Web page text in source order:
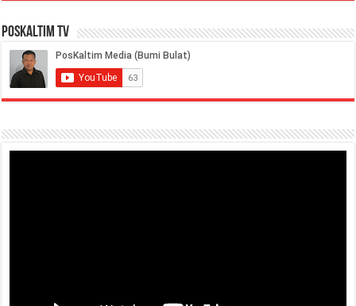
PosKaltim TV